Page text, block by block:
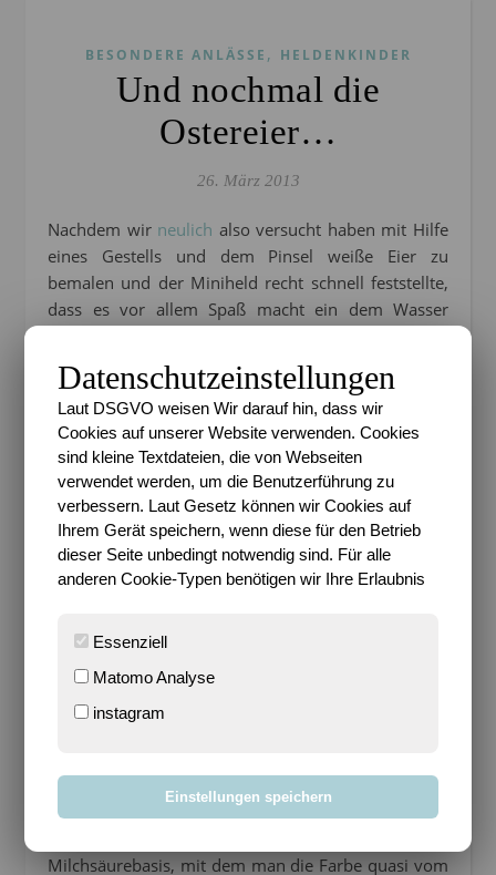
BESONDERE ANLÄSSE , HELDENKINDER
Und nochmal die
Ostereier…
26. März 2013
Nachdem wirneulich also versucht haben mit Hilfe
eines Gestells und dem Pinsel weiße Eier zu
bemalen und der Miniheld recht schnell feststellte,
dass es vor allem Spaß macht ein dem Wasser
erzählt, dass er male male auf dem Ei mit Wasser
gemacht hat), habe ich mich dieses Mal an einer
anderen Variante mit ihm versucht…
Zuerst mussten die Eier eingefärbt werden, was
etwas schwer war, da sie ja bereits ausgepustet
wurden und demnach nicht im Wasser versanken…
nun ja…
Aber die Farben, die dabei herauskamen, die haben
mich ehrlich begeistert. So schön pastellig *loving*
Milchsäurebasis, mit dem man die Farbe quasi vom
Datenschutzeinstellungen
Laut DSGVO weisen Wir darauf hin, dass wir
Cookies auf unserer Website verwenden. Cookies
sind kleine Textdateien, die von Webseiten
verwendet werden, um die Benutzerführung zu
verbessern. Laut Gesetz können wir Cookies auf
Ihrem Gerät speichern, wenn diese für den Betrieb
dieser Seite unbedingt notwendig sind. Für alle
anderen Cookie-Typen benötigen wir Ihre Erlaubnis
Essenziell
Matomo Analyse
instagram
Einstellungen speichern